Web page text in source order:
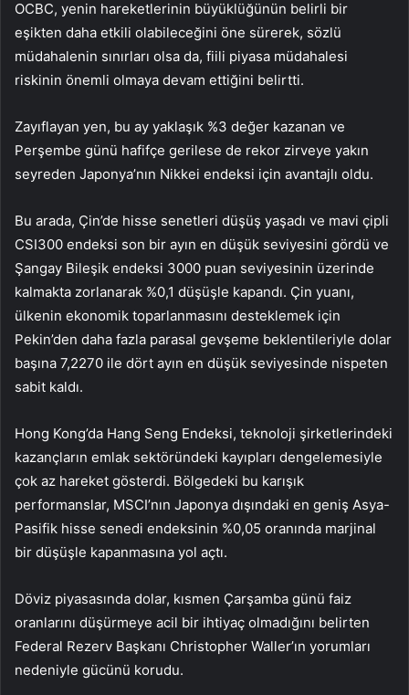
OCBC, yenin hareketlerinin büyüklüğünün belirli bir
eşikten daha etkili olabileceğini öne sürerek, sözlü
müdahalenin sınırları olsa da, fiili piyasa müdahalesi
riskinin önemli olmaya devam ettiğini belirtti.
Zayıflayan yen, bu ay yaklaşık %3 değer kazanan ve
Perşembe günü hafifçe gerilese de rekor zirveye yakın
seyreden Japonya’nın Nikkei endeksi için avantajlı oldu.
Bu arada, Çin’de hisse senetleri düşüş yaşadı ve mavi çipli
CSI300 endeksi son bir ayın en düşük seviyesini gördü ve
Şangay Bileşik endeksi 3000 puan seviyesinin üzerinde
kalmakta zorlanarak %0,1 düşüşle kapandı. Çin yuanı,
ülkenin ekonomik toparlanmasını desteklemek için
Pekin’den daha fazla parasal gevşeme beklentileriyle dolar
başına 7,2270 ile dört ayın en düşük seviyesinde nispeten
sabit kaldı.
Hong Kong’da Hang Seng Endeksi, teknoloji şirketlerindeki
kazançların emlak sektöründeki kayıpları dengelemesiyle
çok az hareket gösterdi. Bölgedeki bu karışık
performanslar, MSCI’nın Japonya dışındaki en geniş Asya-
Pasifik hisse senedi endeksinin %0,05 oranında marjinal
bir düşüşle kapanmasına yol açtı.
Döviz piyasasında dolar, kısmen Çarşamba günü faiz
oranlarını düşürmeye acil bir ihtiyaç olmadığını belirten
Federal Rezerv Başkanı Christopher Waller’ın yorumları
nedeniyle gücünü korudu.